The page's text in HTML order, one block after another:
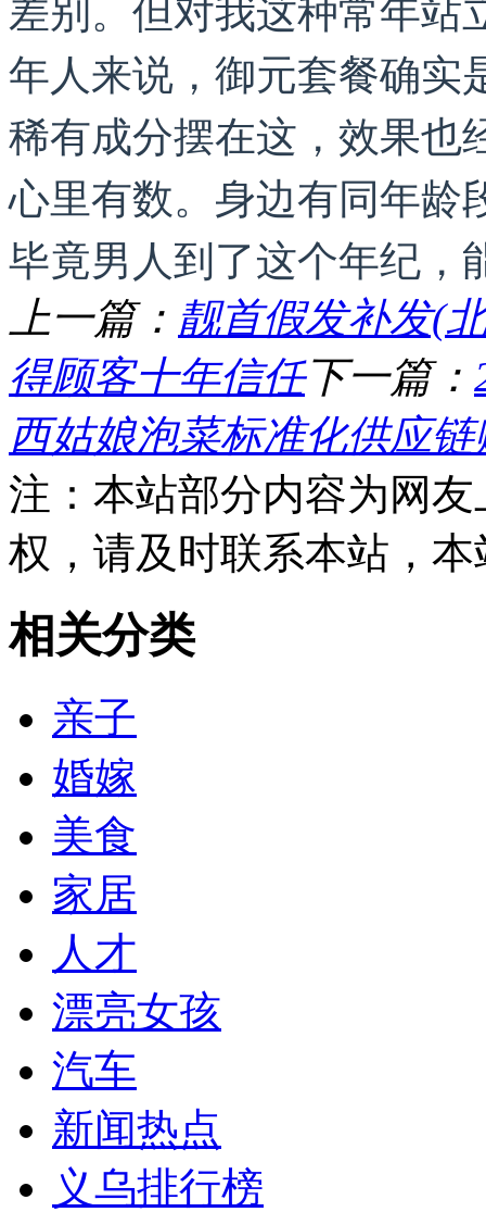
年人来说，御元套餐确实
稀有成分摆在这，效果也
心里有数。身边有同年龄
毕竟男人到了这个年纪，
上一篇： 靓首假发补发(
得顾客十年信任下一篇：
西姑娘泡菜标准化供应
注：本站部分内容为网
权，请及时联系本站，
相关分类
亲子
婚嫁
美食
家居
人才
漂亮女孩
汽车
新闻热点
义乌排行榜